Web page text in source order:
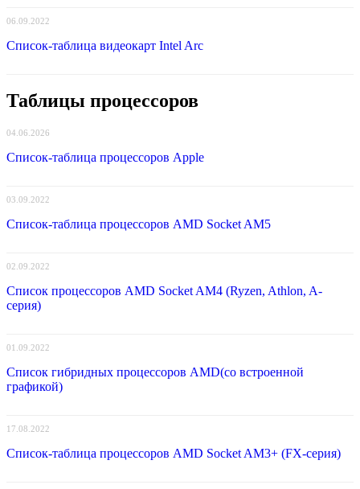
06.09.2022
Список-таблица видеокарт Intel Arc
Таблицы процессоров
04.06.2026
Список-таблица процессоров Apple
03.09.2022
Список-таблица процессоров AMD Socket AM5
02.09.2022
Список процессоров AMD Socket AM4 (Ryzen, Athlon, A-
серия)
01.09.2022
Список гибридных процессоров AMD(со встроенной
графикой)
17.08.2022
Список-таблица процессоров AMD Socket AM3+ (FX-серия)